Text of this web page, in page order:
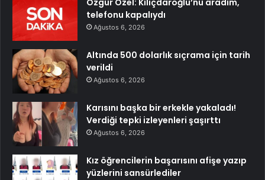
Özgür Özel: Kılıçdaroğlu’nu aradım,
telefonu kapalıydı
Ağustos 6, 2026
Altında 500 dolarlık sıçrama için tarih
verildi
Ağustos 6, 2026
Karısını başka bir erkekle yakaladı!
Verdiği tepki izleyenleri şaşırttı
Ağustos 6, 2026
Kız öğrencilerin başarısını afişe yazıp
yüzlerini sansürlediler